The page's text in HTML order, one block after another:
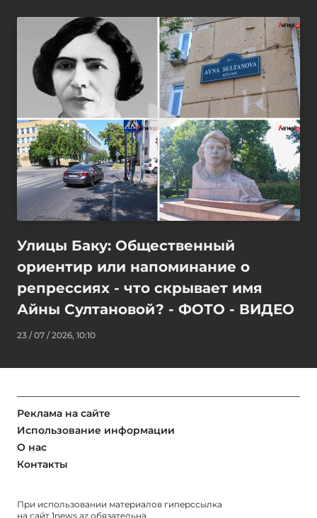
Улицы Баку: Общественный
ориентир или напоминание о
репрессиях - что скрывает имя
Айны Султановой? - ФОТО - ВИДЕО
23 / 07 / 2026, 10:10
Реклама на сайте
Использование информации
О нас
Контакты
При использовании материалов гиперссылка
на сайт 1news.az обязательна.